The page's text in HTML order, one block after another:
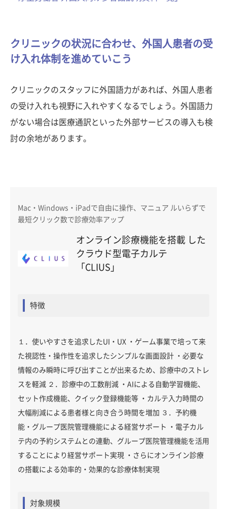
クリニックの状況に合わせ、外国人患者の受
け入れ体制を進めていこう
クリニックのスタッフに外国語力があれば、外国人患者
の受け入れも視野に入れやすくなるでしょう。外国語力
がない場合は医療通訳といった外部サービスの導入も検
討の余地があります。
Mac・Windows・iPadで自由に操作、マニュア ルいらずで
最短クリック数で診療効率アップ
オンライン診療機能を搭載 した
クラウド型電子カルテ
「CLIUS」
特徴
１．使いやすさを追求したUI・UX ・ゲーム事業で培って来
た視認性・操作性を追求したシンプルな画面設計 ・必要な
情報のみ瞬時に呼び出すことが出来るため、診療中のストレ
スを軽減 ２．診療中の工数削減 ・AIによる自動学習機能、
セット作成機能、クイック登録機能等 ・カルテ入力時間の
大幅削減による患者様と向き合う時間を増加 ３．予約機
能・グループ医院管理機能による経営サポート ・電子カル
テ内の予約システムとの連動、グループ医院管理機能を活用
することにより経営サポート実現 ・さらにオンライン診療
の搭載による効率的・効果的な診療体制実現
対象規模